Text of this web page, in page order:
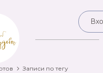
Записи по тегу